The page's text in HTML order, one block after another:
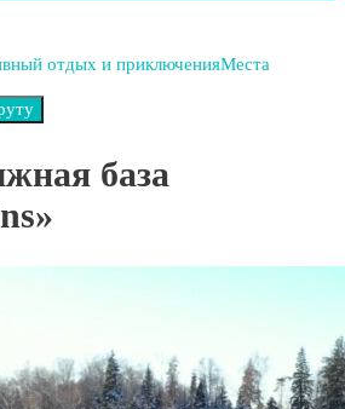
отдых и приключенияМеста
база